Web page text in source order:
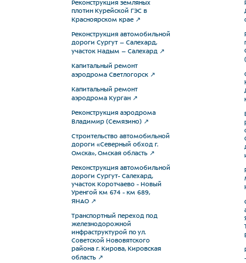
Реконструкция земляных
плотин Курейской ГЭС в
Красноярском крае
Реконструкция автомобильной
дороги Сургут – Салехард,
участок Надым – Салехард
Капитальный ремонт
аэродрома Светлогорск
Капитальный ремонт
аэродрома Курган
Реконструкция аэродрома
Владимир (Семязино)
Строительство автомобильной
дороги «Северный обход г.
Омска», Омская область
Реконструкция автомобильной
дороги Сургут- Салехард,
участок Коротчаево - Новый
Уренгой км 674 - км 689,
ЯНАО
Транспортный переход под
железнодорожной
инфраструктурой по ул.
Советской Нововятского
района г. Кирова, Кировская
область